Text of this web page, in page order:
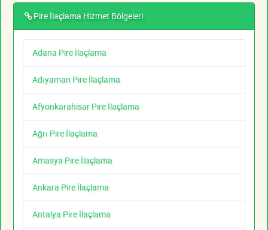
Pire İlaçlama Hizmet Bölgeleri
Adana Pire İlaçlama
Adıyaman Pire İlaçlama
Afyonkarahisar Pire İlaçlama
Ağrı Pire İlaçlama
Amasya Pire İlaçlama
Ankara Pire İlaçlama
Antalya Pire İlaçlama